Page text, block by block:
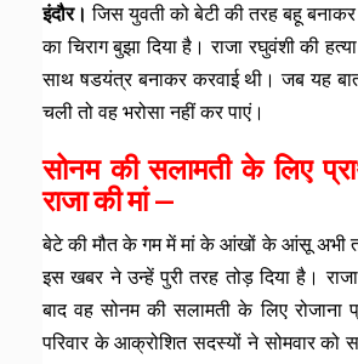
इंदौर। जिस युवती को बेटी की तरह बहू
का चिराग बुझा दिया है। राजा रघुवंशी की
साथ षडयंत्र बनाकर करवाई थी। जब यह
चली तो वह भरोसा नहीं कर पाएं।
सोनम की सलामती के लिए
राजा की मां —
बेटे की मौत के गम में मां के आंखों के आंसू अभी
इस खबर ने उन्हें पुरी तरह तोड़ दिया है।
बाद वह सोनम की सलामती के लिए रोजाना
परिवार के आक्रोशित सदस्यों ने सोमवार को